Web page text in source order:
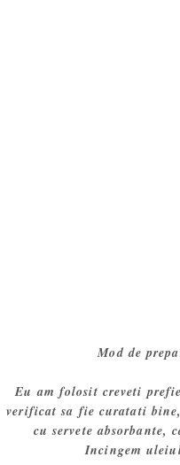
Mod de
Eu am folosit creveti
verificat sa fie curatati
cu servete absorbante,
Incingem